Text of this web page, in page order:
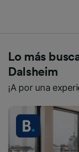
Lo más
Dalsheim
¡A por una